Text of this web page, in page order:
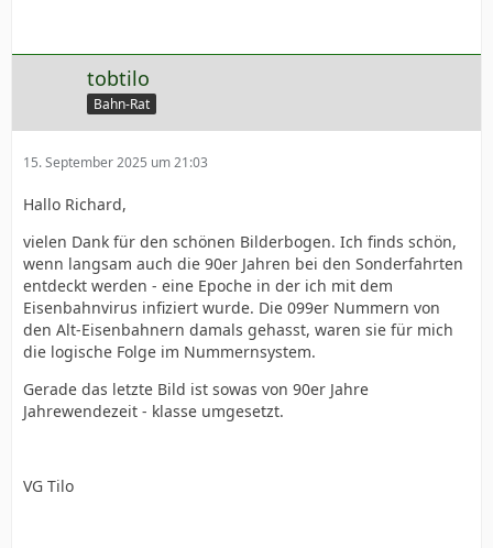
tobtilo
Bahn-Rat
15. September 2025 um 21:03
Hallo Richard,
vielen Dank für den schönen Bilderbogen. Ich finds schön,
wenn langsam auch die 90er Jahren bei den Sonderfahrten
entdeckt werden - eine Epoche in der ich mit dem
Eisenbahnvirus infiziert wurde. Die 099er Nummern von
den Alt-Eisenbahnern damals gehasst, waren sie für mich
die logische Folge im Nummernsystem.
Gerade das letzte Bild ist sowas von 90er Jahre
Jahrewendezeit - klasse umgesetzt.
VG Tilo